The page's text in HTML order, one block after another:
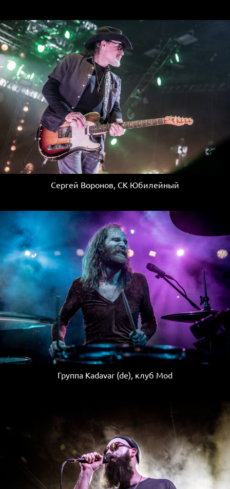
Сергей Воронов, СК Юбилейный
Группа Kadavar (de), клуб Mod